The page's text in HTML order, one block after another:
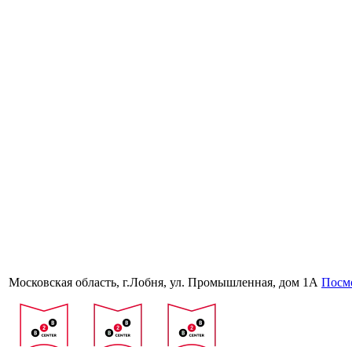
Московская область, г.Лобня, ул. Промышленная, дом 1А